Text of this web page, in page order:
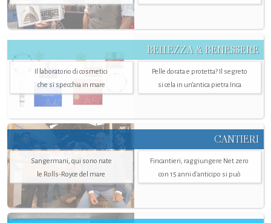
BELLEZZA & BENESSERE
Il laboratorio di cosmetici
che si specchia in mare
Pelle dorata e protetta? Il segreto
si cela in un’antica pietra Inca
CANTIERI
Sangermani, qui sono nate
le Rolls-Royce del mare
Fincantieri, raggiungere Net zero
con 15 anni d'anticipo si può